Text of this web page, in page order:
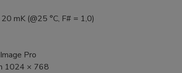
mK (@25 °C, F# = 1,0)
Pro
1024 × 768